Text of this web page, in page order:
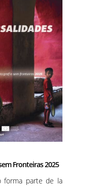
Fronteiras 2025
forma parte de la